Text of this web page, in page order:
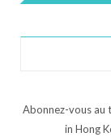
Abonnez-vous au
in Hong